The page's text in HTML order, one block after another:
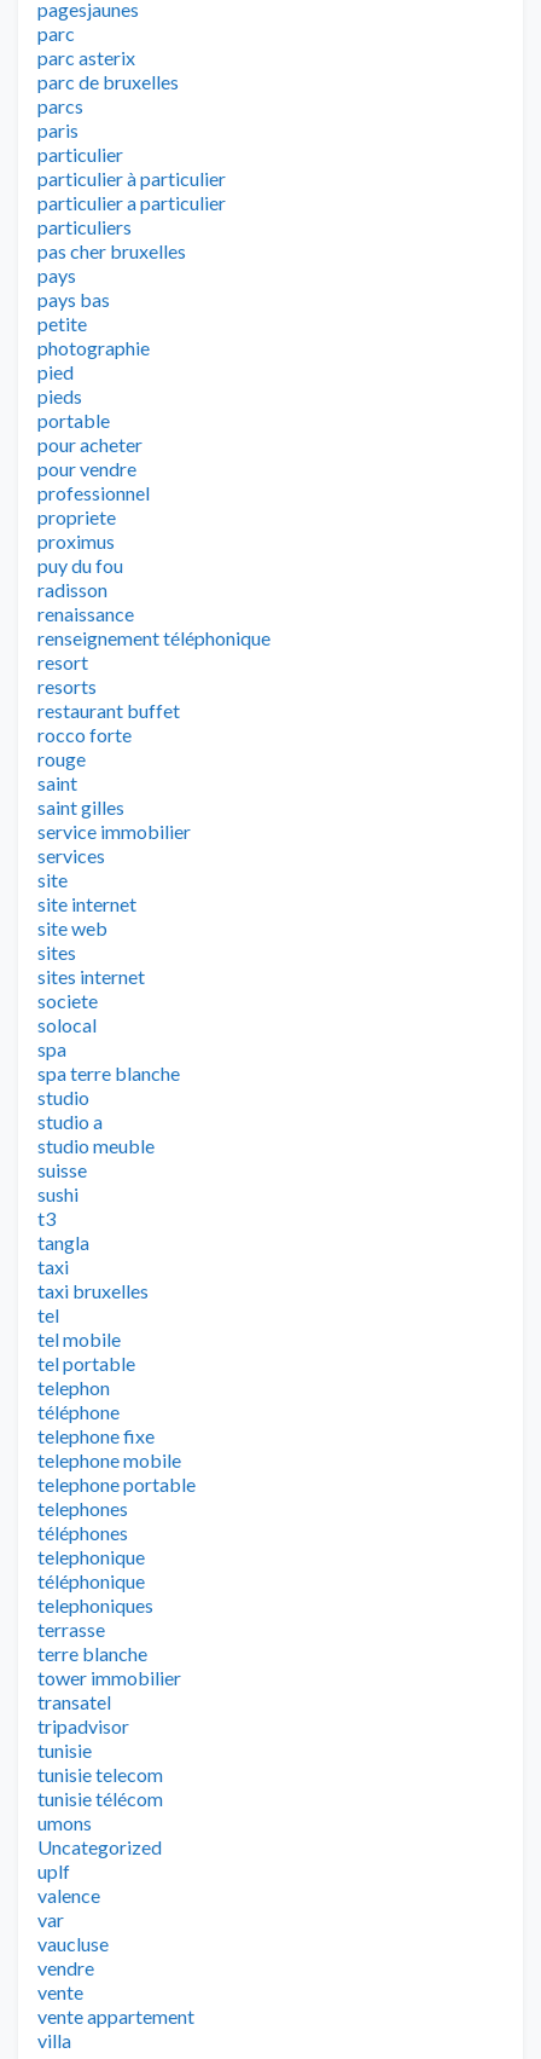
pagesjaunes
parc
parc asterix
parc de bruxelles
parcs
paris
particulier
particulier à particulier
particulier a particulier
particuliers
pas cher bruxelles
pays
pays bas
petite
photographie
pied
pieds
portable
pour acheter
pour vendre
professionnel
propriete
proximus
puy du fou
radisson
renaissance
renseignement téléphonique
resort
resorts
restaurant buffet
rocco forte
rouge
saint
saint gilles
service immobilier
services
site
site internet
site web
sites
sites internet
societe
solocal
spa
spa terre blanche
studio
studio a
studio meuble
suisse
sushi
t3
tangla
taxi
taxi bruxelles
tel
tel mobile
tel portable
telephon
téléphone
telephone fixe
telephone mobile
telephone portable
telephones
téléphones
telephonique
téléphonique
telephoniques
terrasse
terre blanche
tower immobilier
transatel
tripadvisor
tunisie
tunisie telecom
tunisie télécom
umons
Uncategorized
uplf
valence
var
vaucluse
vendre
vente
vente appartement
villa